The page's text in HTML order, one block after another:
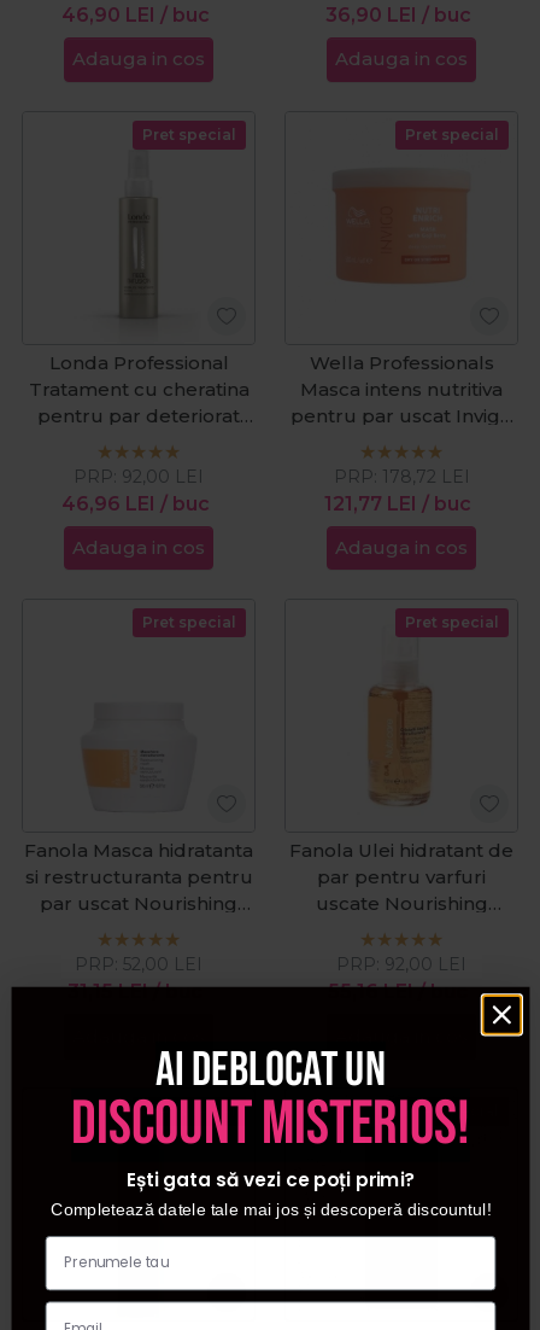
46,90 LEI / buc
Adauga in cos
36,90 LEI / buc
Adauga in cos
Pret special
Londa Professional
Tratament cu cheratina
pentru par deteriorat
Fiber Infusion 5 Minute
100ml
46,96 LEI / buc
PRP: 92,00 LEI
Adauga in cos
Pret special
Wella Professionals
Masca intens nutritiva
pentru par uscat Invigo
Nutri Enrich 500ml
121,77 LEI / buc
PRP: 178,72 LEI
Adauga in cos
Pret special
Fanola Masca hidratanta
si restructuranta pentru
par uscat Nourishing
500ml
31,15LEI / buc
PRP: 52,00 LEI
Pret special
Fanola Ulei hidratant de
par pentru varfuri
uscate Nourishing
Cristalli Liquidi 100ml
55,16LEI / buc
PRP: 92,00 LEI
Pret special Pret special
Ai deblocat un
discount misterios!
Ești gata să vezi ce poți primi?
Completează datele tale mai jos și descoperă discountul!